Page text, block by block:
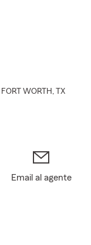
FORT WORTH , TX
Email al agente